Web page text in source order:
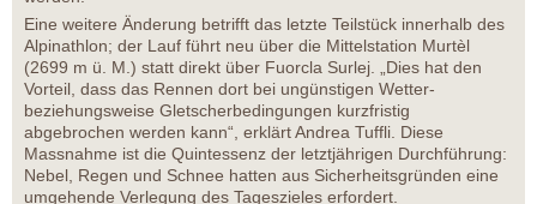
Eine weitere Änderung betrifft das letzte Teilstück innerhalb des
Alpinathlon; der Lauf führt neu über die Mittelstation Murtèl
(2699 m ü. M.) statt direkt über Fuorcla Surlej. „Dies hat den
Vorteil, dass das Rennen dort bei ungünstigen Wetter-
beziehungsweise Gletscherbedingungen kurzfristig
abgebrochen werden kann“, erklärt Andrea Tuffli. Diese
Massnahme ist die Quintessenz der letztjährigen Durchführung:
Nebel, Regen und Schnee hatten aus Sicherheitsgründen eine
umgehende Verlegung des Tageszieles erfordert.